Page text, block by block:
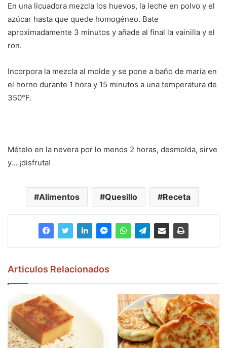
En una licuadora mezcla los huevos, la leche en polvo y el
azúcar hasta que quede homogéneo. Bate
aproximadamente 3 minutos y añade al final la vainilla y el
ron.
Incorpora la mezcla al molde y se pone a baño de maría en
el horno durante 1 hora y 15 minutos a una temperatura de
350°F.
Mételo en la nevera por lo menos 2 horas, desmolda, sirve
y… ¡disfruta!
Alimentos Quesillo Receta
Articulos Relacionados